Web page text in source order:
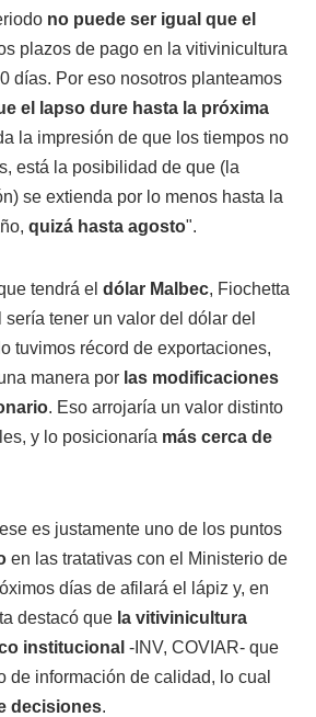
no puede ser igual que el
plazos de pago en la vitivinicultura
días. Por eso nosotros planteamos
el lapso dure hasta la próxima
la impresión de que los tiempos no
está la posibilidad de que (la
se extienda por lo menos hasta la
quizá hasta agosto".
tendrá el dólar Malbec, Fiochetta
tener un valor del dólar del
tuvimos récord de exportaciones,
manera por las modificaciones
. Eso arrojaría un valor distinto
y lo posicionaría más cerca de
es justamente uno de los puntos
en las tratativas con el Ministerio de
días de afilará el lápiz y, en
destacó que la vitivinicultura
institucional -INV, COVIAR- que
de información de calidad, lo cual
decisiones.